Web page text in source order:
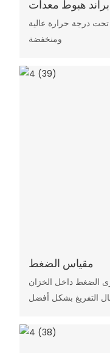
هبوط معدات
درجة حرارة عالية
ومنخفضة
مقياس الضغط
الضغط داخل الخزان